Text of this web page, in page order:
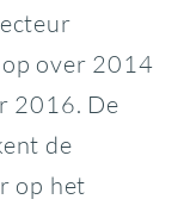
over 2014
2016. De
de
op het